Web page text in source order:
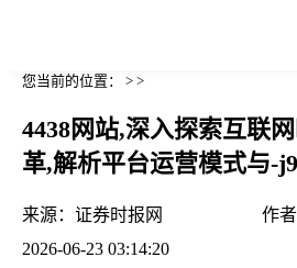
您当前的位置： > >
4438网站,深入探索互联
革,解析平台运营模式与-
来源： 证券时报网 作者
2026-06-23 03:14:20